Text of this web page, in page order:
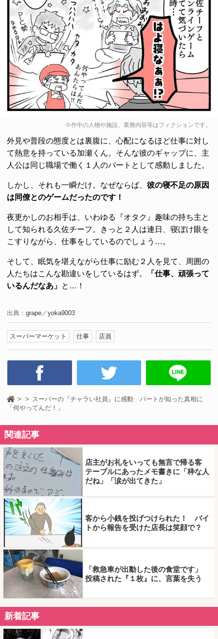
※作中の人物や施設、業務内容等はフィクションです。
外見や普段の態度とは裏腹に、心配になるほど仕事に対し
て熱意を持っている加瀬くん。そんな彼のギャップに、主
人公は同じ職場で働く１人のパートとして感動しました。
しかし、それも一瞬だけ。なぜならば、 彼の寝不足の原因
は同僚とのゲームだったのです！
夜更かしのお相手は、いわゆる『オタク』趣味の持ち主と
して知られる久佐チーフ。きっと２人は連日、寝ぼけ眼を
こすりながら、仕事をしているのでしょう…。
そして、眠気を堪えながら仕事に励む２人を見て、周囲の
人たちはこんな勘違いをしているはず。
「仕事、頑張って
いるんだなあ」 と…！
出典： grape ／yoka9003
スーパーマーケット 仕事 店員
スーパーの『チャラい社員』に感動 パートが知った真相に
「何やってんだ！」
関連記事
店主がお礼をいっても無言で帰る客
テーブルにあったメモ書きに「枠な人
だね」「涙が出てきた」
客から小銭を投げつけられた！ バイ
トから報告を受けた店長は笑顔で？
「救急車が出動した後の食堂です」
投稿された『１枚』に、言葉を失う
新着記事